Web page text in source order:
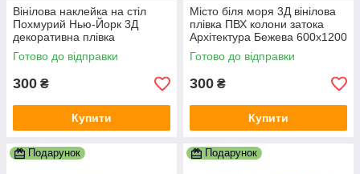
Вінілова наклейка на стіл
Похмурий Нью-Йорк 3Д
декоративна плівка
хмарочоси Місто Сірий
600х1200 мм
Готово до відправки
300 ₴
Купити
Місто біля моря 3Д вінілова
плівка ПВХ колони затока
Архітектура Бежева 600х1200
мм
Готово до відправки
300 ₴
Купити
Подарунок Подарунок